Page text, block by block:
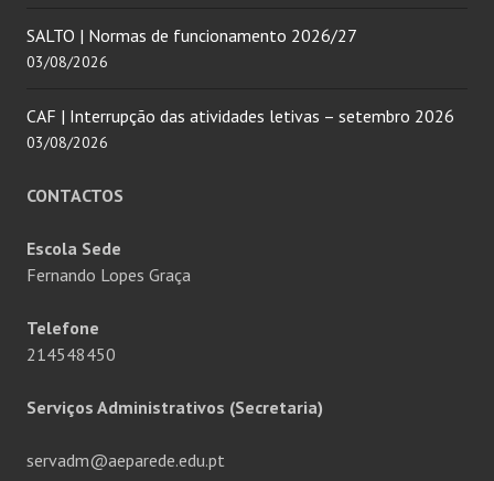
SALTO | Normas de funcionamento 2026/27
03/08/2026
CAF | Interrupção das atividades letivas – setembro 2026
03/08/2026
CONTACTOS
Escola Sede
Fernando Lopes Graça
Telefone
214548450
Serviços Administrativos (Secretaria)
servadm@aeparede.edu.pt